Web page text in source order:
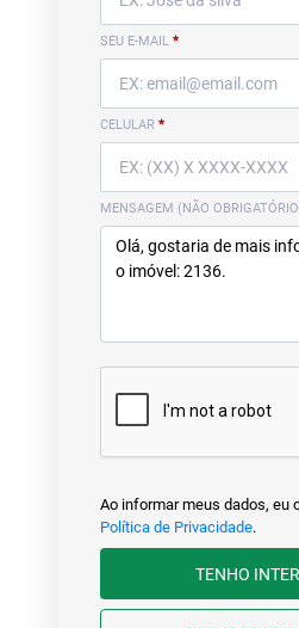
SEU E-MAIL *
CELULAR *
MENSAGEM (NÃO
Ao informar meus dados, eu
Política de Privacidade.
TENHO